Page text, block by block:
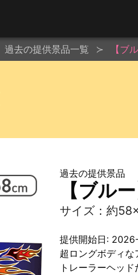
過去の提供景品一覧 【ブ
過去の提供景品
【ブル
サイズ：約
提供開始日:
超ロングボディな
トレーラーヘッド